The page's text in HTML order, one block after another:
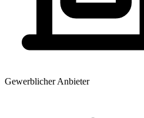
Gewerblicher Anbieter